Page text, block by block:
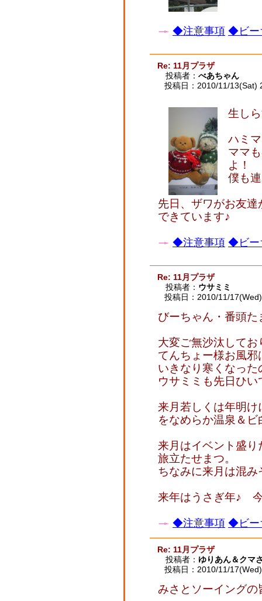
◆注意事項 ◆ビー
Re: 11月プラザ
投稿者： べあちゃん
投稿日：2010/11/13(Sat)
生し
ハミ
ママ
よ！
僕も
先日、ザワがお友
できています♪
◆注意事項 ◆ビー
Re: 11月プラザ
投稿者： ウサミミ
投稿日：2010/11/
びーちゃん・番頭
大変ご無沙汰して
てんちょー様お風
いきなり寒くなっ
ウサミミも先日ひ
来月若しくは年明
をなめらか温泉＆
来月はイベント盛
旅立たせまつ。
ちなみに来月は混み
来年はうさぎ年♪
◆注意事項 ◆ビー
Re: 11月プラザ
投稿者： ゆりあん＆クマ
投稿日：2010/11/
みさとソーイング